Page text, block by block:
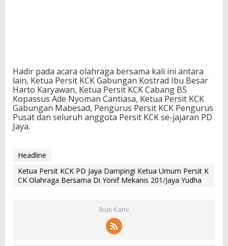
Hadir pada acara olahraga bersama kali ini antara
lain, Ketua Persit KCK Gabungan Kostrad Ibu Besar
Harto Karyawan, Ketua Persit KCK Cabang BS
Kopassus Ade Nyoman Cantiasa, Ketua Persit KCK
Gabungan Mabesad, Pengurus Persit KCK Pengurus
Pusat dan seluruh anggota Persit KCK se-jajaran PD
Jaya.
Headline
Ketua Persit KCK PD Jaya Dampingi Ketua Umum Persit K
CK Olahraga Bersama Di Yonif Mekanis 201/Jaya Yudha
Ikuti Kami